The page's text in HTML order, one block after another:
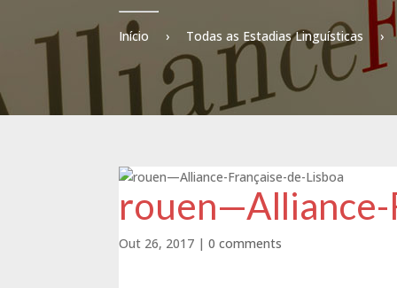
Início › Todas as Estadias Linguísticas ›
rouen—Alliance-
Out 26, 2017 |0 comments